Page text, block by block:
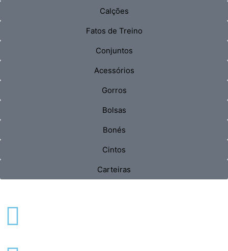
Calções
Fatos de Treino
Conjuntos
Acessórios
Gorros
Bolsas
Bonés
Cintos
Carteiras